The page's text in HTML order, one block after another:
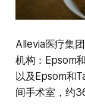
Allevia医疗集
机构：Epsom
以及Epsom和
间手术室，约